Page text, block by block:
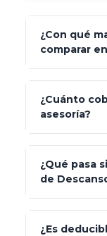
¿Con qué
comparar
¿Cuánto
asesoría?
¿Qué pasa
de
¿Es